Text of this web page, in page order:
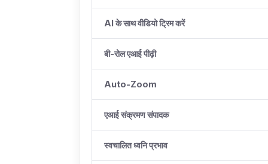
AI के साथ वीडियो ट्रिम करें
बी-रोल एआई पीढ़ी
Auto-Zoom
एआई संक्रमण संपादक
स्वचालित ध्वनि प्रभाव